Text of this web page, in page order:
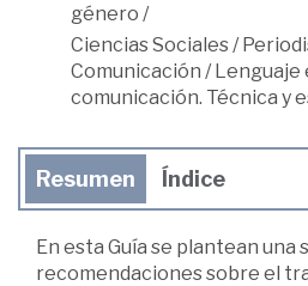
género /
Ciencias Sociales/
Comunicación /Lenguaje
comunicación. Técnica y
Resumen Índice
En esta Guía se plantean una
recomendaciones sobre el